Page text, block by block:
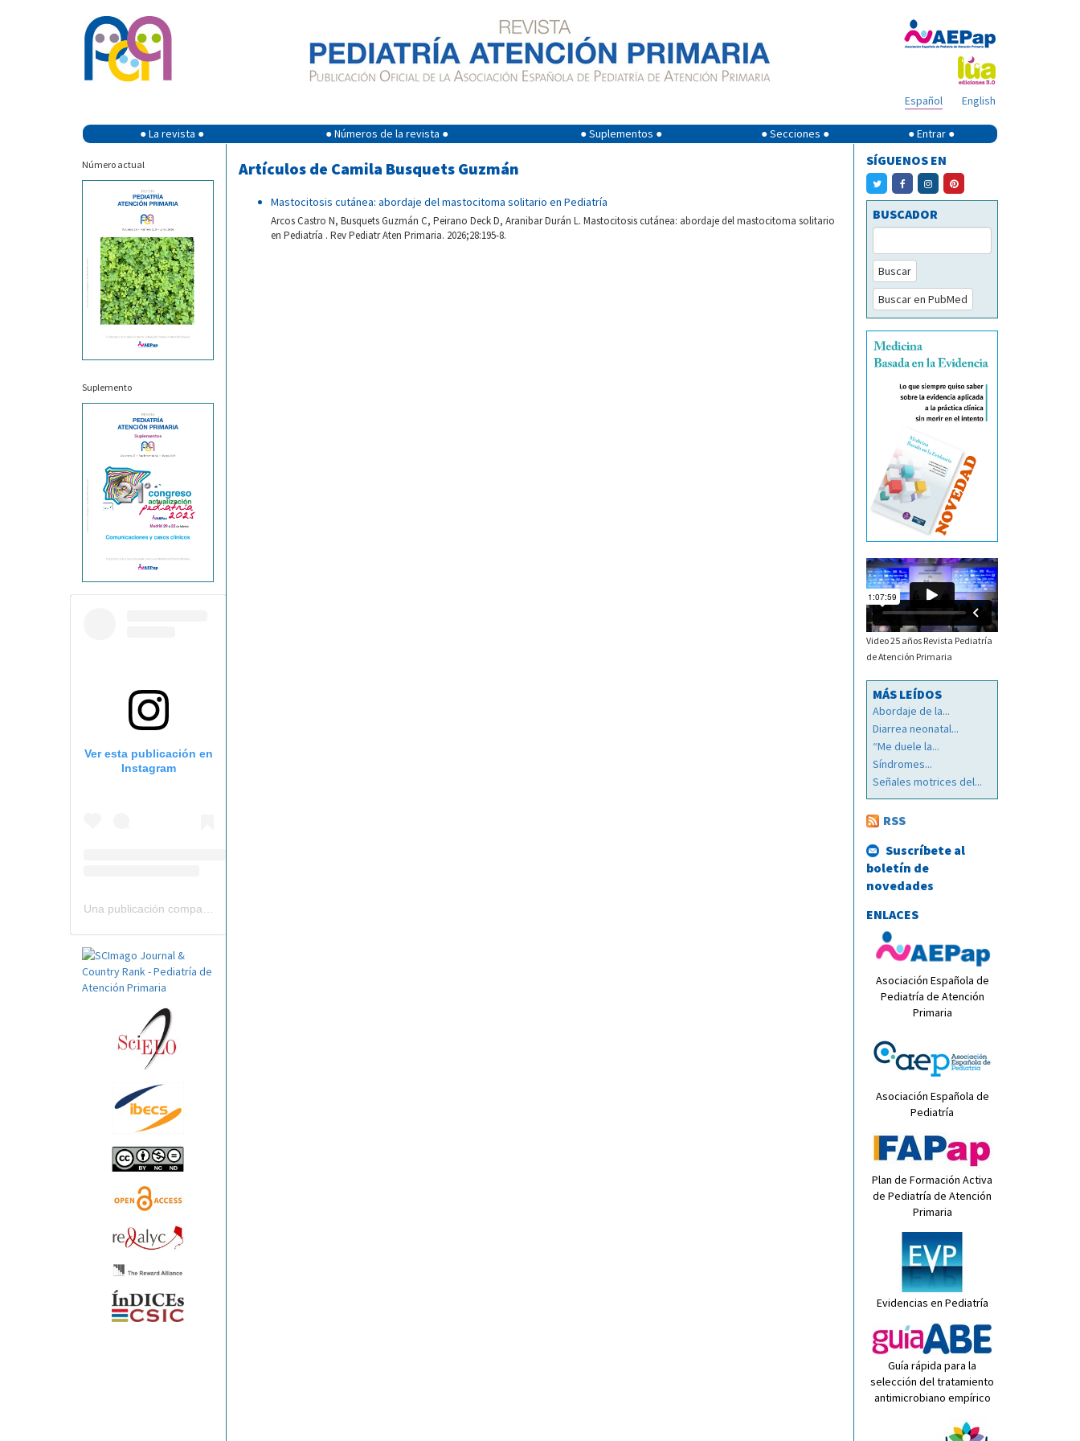
English
Español
● La revista ● ● Números de la revista ● ● Suplementos ● ● Secciones ● ● Entrar ●
Número actual
Suplemento
Ver esta publicación en
Instagram
Artículos de Camila Busquets Guzmán
Mastocitosis cutánea: abordaje del mastocitoma solitario en Pediatría
Arcos Castro N, Busquets Guzmán C, Peirano Deck D, Aranibar Durán L. Mastocitosis cutánea: abordaje del mastocitoma solitario
en Pediatría . Rev Pediatr Aten Primaria. 2026;28:195-8.
SÍGUENOS EN
BUSCADOR
Buscar
Buscar en PubMed
Video 25 años Revista Pediatría
de Atención Primaria
MÁS LEÍDOS
Abordaje de la...
Diarrea neonatal...
“Me duele la...
Síndromes...
Señales motrices del...
RSS
Suscríbete al
boletín de
novedades
ENLACES
Asociación Española de
Pediatría de Atención
Primaria
Asociación Española de
Pediatría
Plan de Formación Activa
de Pediatría de Atención
Primaria
Evidencias en Pediatría
Guía rápida para la
selección del tratamiento
antimicrobiano empírico